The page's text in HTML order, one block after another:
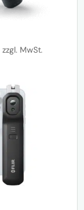
zzgl. MwSt.